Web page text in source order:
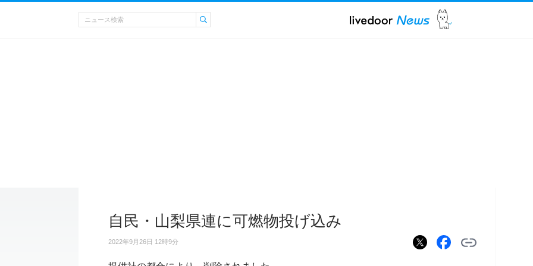
自民・山梨県連に可燃物投げ込み
2022年9月26日 12時9分